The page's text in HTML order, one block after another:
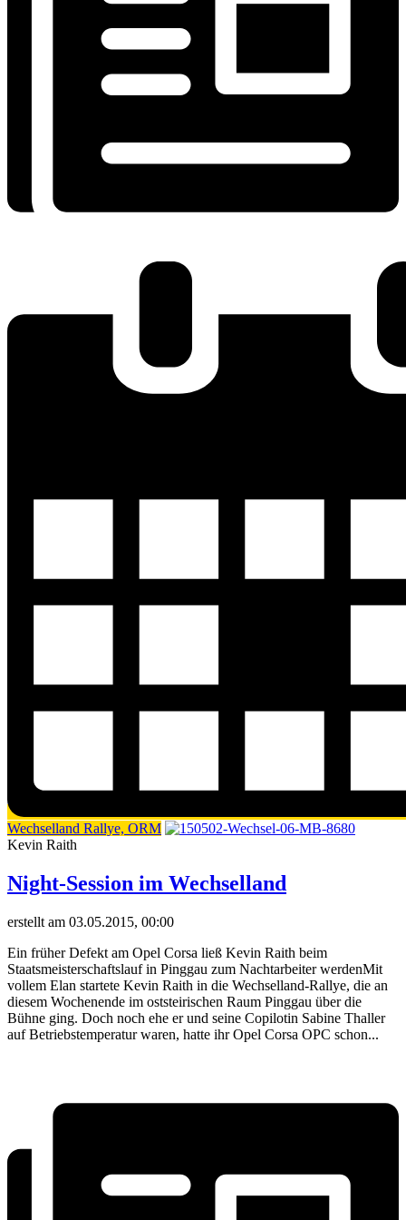
Wechselland Rallye, ORM
Kevin Raith
Night-Session im Wechselland
erstellt am 03.05.2015, 00:00
Ein früher Defekt am Opel Corsa ließ Kevin Raith beim
Staatsmeisterschaftslauf in Pinggau zum Nachtarbeiter werdenMit
vollem Elan startete Kevin Raith in die Wechselland-Rallye, die an
diesem Wochenende im oststeirischen Raum Pinggau über die
Bühne ging. Doch noch ehe er und seine Copilotin Sabine Thaller
auf Betriebstemperatur waren, hatte ihr Opel Corsa OPC schon...